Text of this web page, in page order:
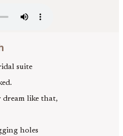
suite
dream like that,
holes